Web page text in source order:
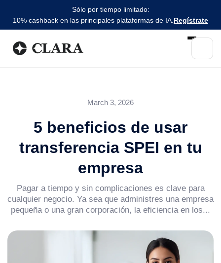
Sólo por tiempo limitado:
10% cashback en las principales plataformas de IA. Regístrate
March 3, 2026
5 beneficios de usar
transferencia SPEI en tu
empresa
Pagar a tiempo y sin complicaciones es clave para
cualquier negocio. Ya sea que administres una empresa
pequeña o una gran corporación, la eficiencia en los...